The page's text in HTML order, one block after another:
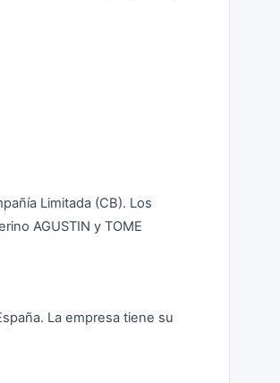
Limitada (CB). Los
AGUSTIN y TOME
La empresa tiene su